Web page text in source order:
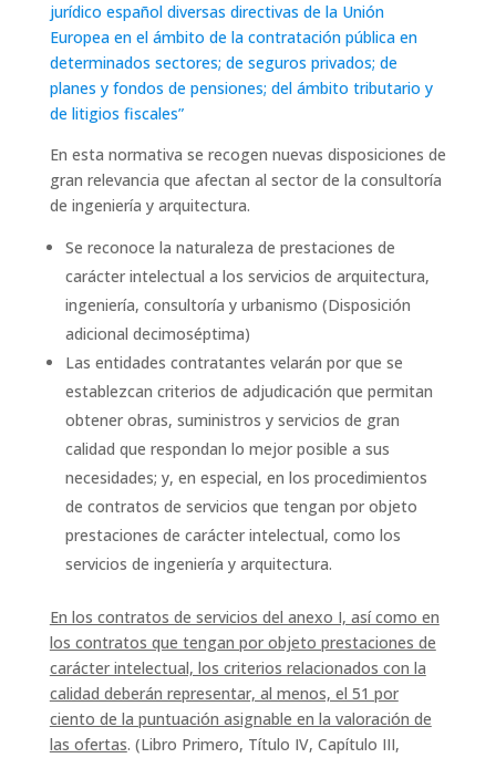
jurídico español diversas directivas de la Unión
Europea en el ámbito de la contratación pública en
determinados sectores; de seguros privados; de
planes y fondos de pensiones; del ámbito tributario y
de litigios fiscales”
En esta normativa se recogen nuevas disposiciones de
gran relevancia que afectan al sector de la consultoría
de ingeniería y arquitectura.
Se reconoce la naturaleza de prestaciones de
carácter intelectual a los servicios de arquitectura,
ingeniería, consultoría y urbanismo (Disposición
adicional decimoséptima)
Las entidades contratantes velarán por que se
establezcan criterios de adjudicación que permitan
obtener obras, suministros y servicios de gran
calidad que respondan lo mejor posible a sus
necesidades; y, en especial, en los procedimientos
de contratos de servicios que tengan por objeto
prestaciones de carácter intelectual, como los
servicios de ingeniería y arquitectura.
En los contratos de servicios del anexo I, así como en
los contratos que tengan por objeto prestaciones de
carácter intelectual, los criterios relacionados con la
calidad deberán representar, al menos, el 51 por
ciento de la puntuación asignable en la valoración de
las ofertas. (Libro Primero, Título IV, Capítulo III,